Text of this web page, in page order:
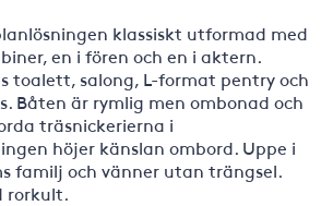
klassiskt utformad med
en i fören och en i aktern.
toalett, salong, L-format pentry och
Båten är rymlig men ombonad och
träsnickerierna i
höjer känslan ombord. Uppe i
familj och vänner utan trängsel.
rorkult.